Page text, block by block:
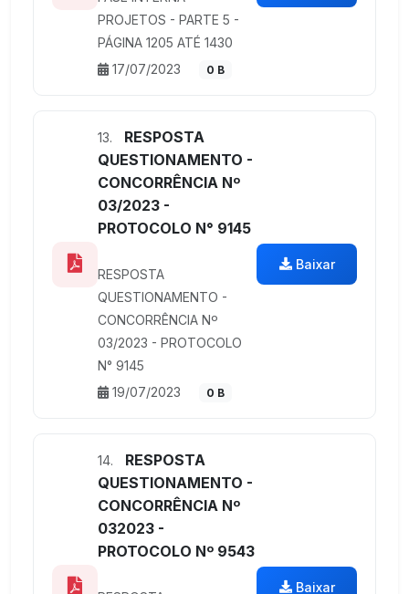
PROJETOS - PARTE 5 -
PÁGINA 1205 ATÉ 1430
17/07/2023
0 B
13.
RESPOSTA
QUESTIONAMENTO -
CONCORRÊNCIA Nº
03/2023 -
PROTOCOLO N° 9145
RESPOSTA
QUESTIONAMENTO -
CONCORRÊNCIA Nº
03/2023 - PROTOCOLO
N° 9145
19/07/2023
0 B
Baixar
14.
RESPOSTA
QUESTIONAMENTO -
CONCORRÊNCIA Nº
032023 -
PROTOCOLO Nº 9543
Baixar